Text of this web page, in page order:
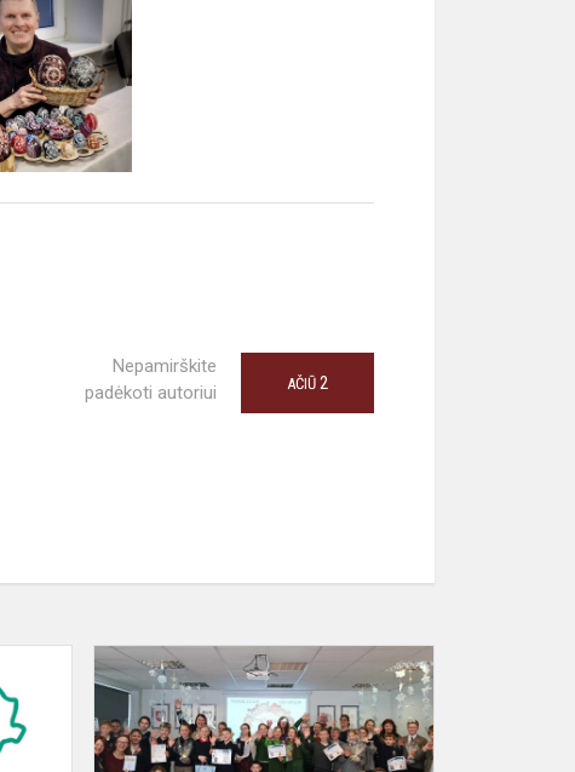
Nepamirškite
padėkoti autoriui
AČIŪ 2
Paneriukai
švenčia
Kovo
TikĖjimas
2024